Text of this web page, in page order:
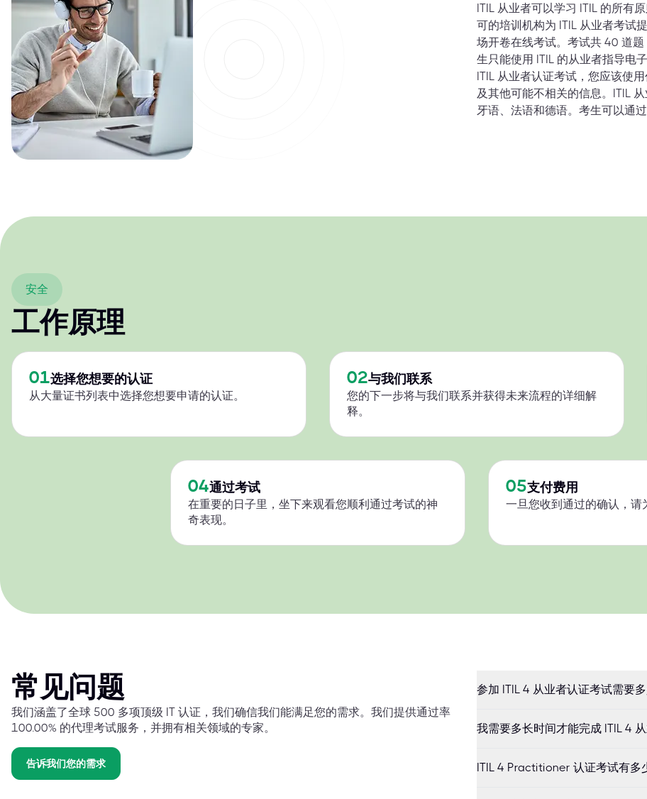
ITIL 从业者可以学习 ITIL 的所有
可的培训机构为 ITIL 从业者考试
场开卷在线考试。考试共 40 道
生只能使用 ITIL 的从业者指导电
ITIL 从业者认证考试，您应该使
及其他可能不相关的信息。ITIL
牙语、法语和德语。考生可以通
安全
工作原理
01选择您想要的认证
从大量证书列表中选择您想要申请的认证。
02与我们联系
您的下一步将与我们联系并获得未来流程的详细解
释。
04通过考试
在重要的日子里，坐下来观看您顺利通过考试的神
奇表现。
05支付费用
一旦您收到通过的确认，请
常见问题
我们涵盖了全球 500 多项顶级 IT 认证，我们确信我们能满足您的需求。我们提供通过率
100.00% 的代理考试服务，并拥有相关领域的专家。
告诉我们您的需求
参加 ITIL 4 从业者认证考试需要
我需要多长时间才能完成 ITIL 4
ITIL 4 Practitioner 认证考试有多